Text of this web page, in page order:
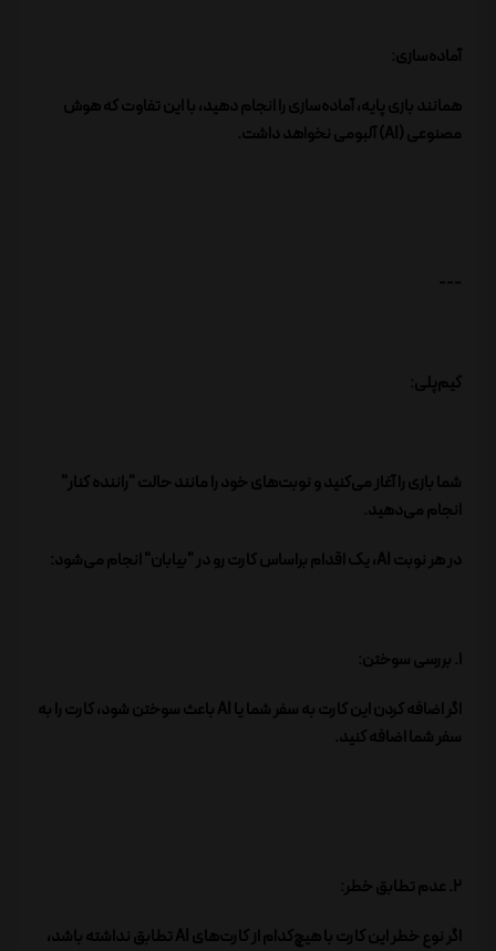
آماده‌سازی:
همانند بازی پایه، آماده‌سازی را انجام دهید، با این تفاوت که هوش
مصنوعی (AI) آلبومی نخواهد داشت.
---
گیم‌پلی:
شما بازی را آغاز می‌کنید و نوبت‌های خود را مانند حالت "راننده کنار"
انجام می‌دهید.
در هر نوبت AI، یک اقدام براساس کارت رو در "بیابان" انجام می‌شود:
1. بررسی سوختن:
اگر اضافه کردن این کارت به سفر شما یا AI باعث سوختن شود، کارت را به
سفر شما اضافه کنید.
2. عدم تطابق خطر:
اگر نوع خطر این کارت با هیچ‌کدام از کارت‌های AI تطابق نداشته باشد،